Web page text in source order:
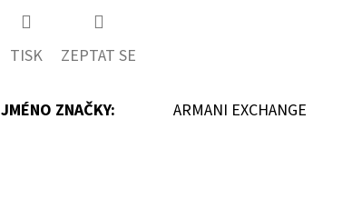
TISK ZEPTAT SE
JMÉNO ZNAČKY: ARMANI EXCHANGE